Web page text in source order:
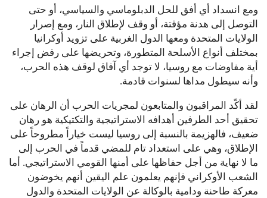
ومع انسداد أي أفق للحل الدبلوماسي والسياسي، أو حتى
التوصل إلى هدنة مؤقتة، أو وقف لإطلاق النار، ومع إصرار
الولايات المتحدة ومعها الدول الغربية على تزويد أوكرانيا
بمختلف أنواع الأسلحة المتطورة، وتحريضها على رفض إجراء
أية مفاوضات مع روسيا، لا توجد أي آفاق لوقف هذه الحرب،
وأنه سيطول مداها لسنوات قادمة.
لقد أكّد المراقبون والمتابعون لمجريات الحرب أن الرهان على
تحقيق أحد الطرفين أهدافه الاستراتيجية والتكتيكية هو رهان
ضعيف، فالهزيمة بالنسبة إلى روسيا ليست خياراً مطروحاً على
الإطلاق، وهي على استعداد تام للمضي قدماً في الحرب إلى
ما لا نهاية من أجل حفاظها على أمنها القومي الاستراتيجي. أما
الشعب الأوكراني فإنهم يعلمون علم اليقين أنهم يخوضون
معركة طاحنة ودامية بالوكالة عن الولايات المتحدة والدول